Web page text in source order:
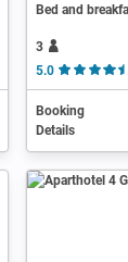
Bed and
3
5.0
Booking
Details